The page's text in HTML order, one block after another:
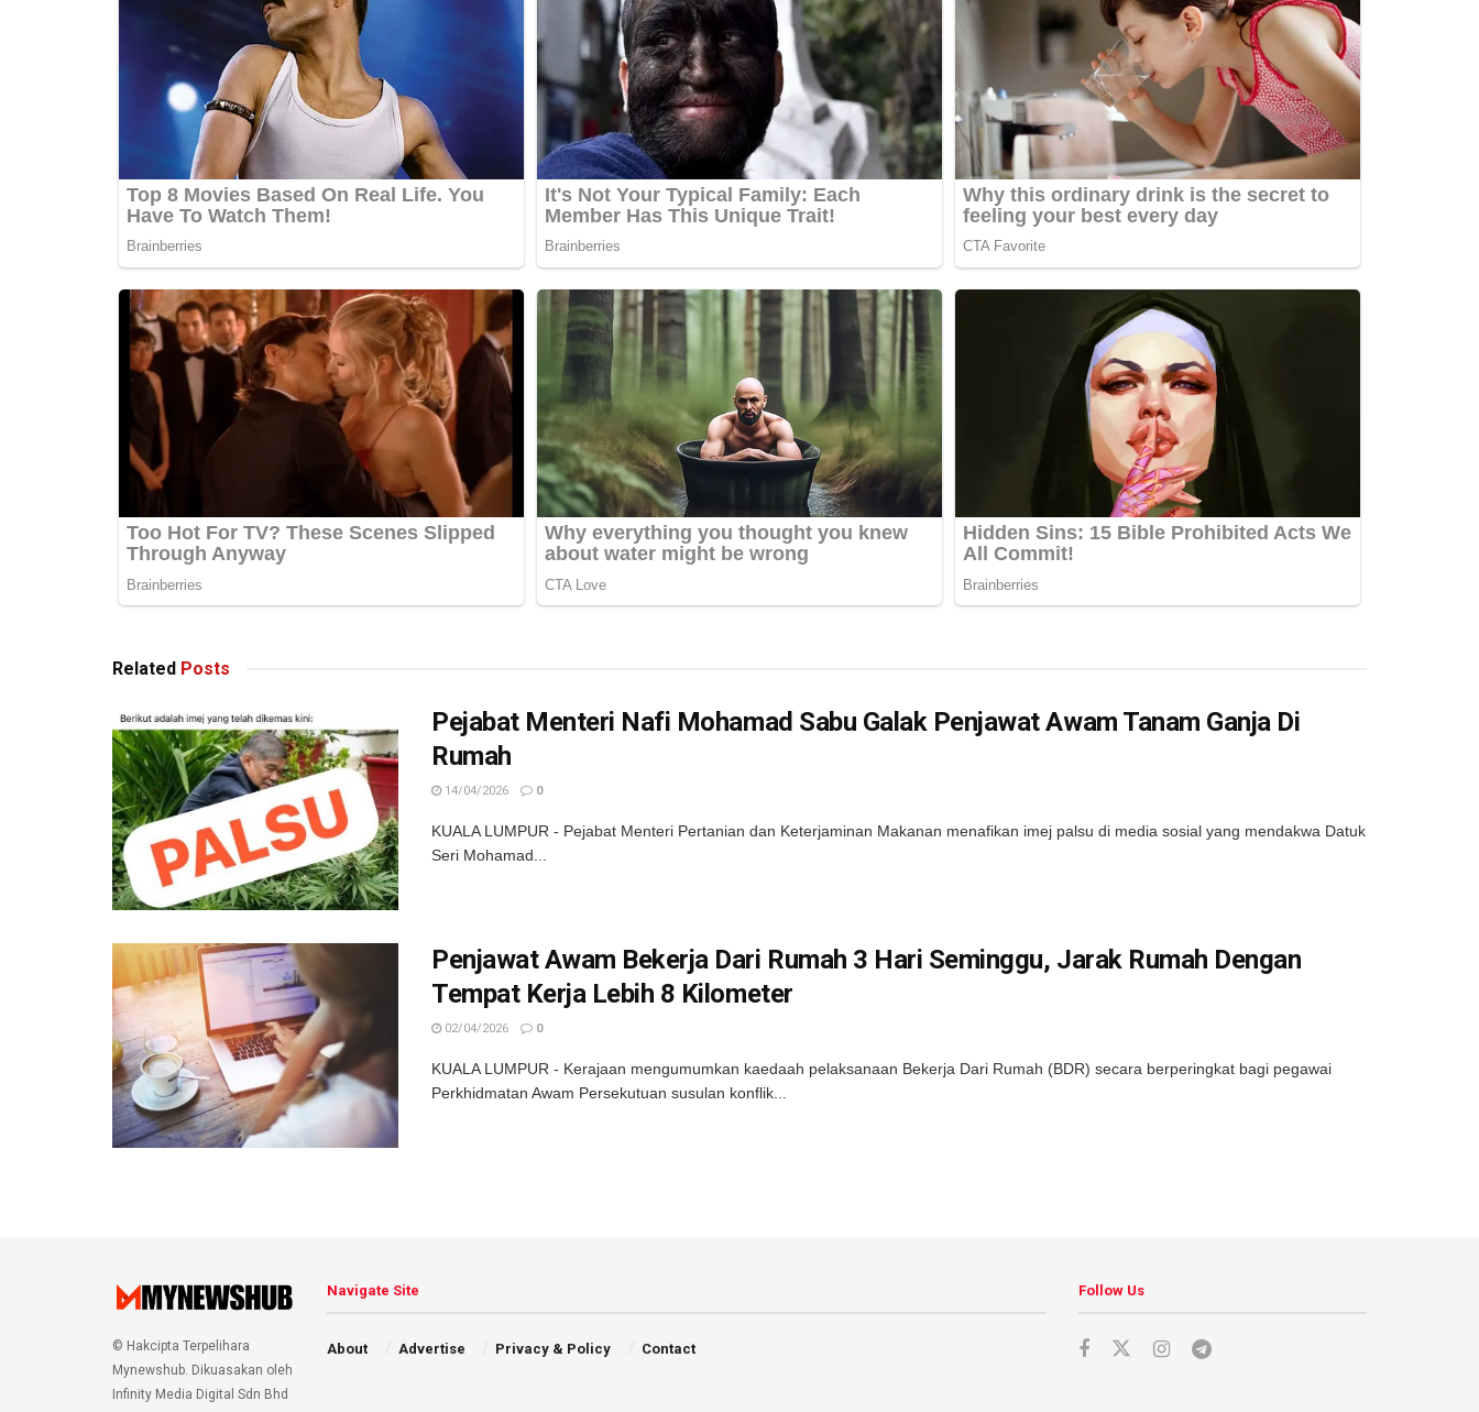
Related Posts
Pejabat Menteri Nafi Mohamad Sabu Galak Penjawat Awam Tanam Ganja Di
Rumah
14/04/2026 0
KUALA LUMPUR - Pejabat Menteri Pertanian dan Keterjaminan Makanan menafikan imej palsu di media sosial yang mendakwa Datuk
Seri Mohamad...
Penjawat Awam Bekerja Dari Rumah 3 Hari Seminggu, Jarak Rumah Dengan
Tempat Kerja Lebih 8 Kilometer
02/04/2026 0
KUALA LUMPUR - Kerajaan mengumumkan kaedaah pelaksanaan Bekerja Dari Rumah (BDR) secara berperingkat bagi pegawai
Perkhidmatan Awam Persekutuan susulan konflik...
© Hakcipta Terpelihara
Mynewshub. Dikuasakan oleh
Infinity Media Digital Sdn Bhd
Navigate Site
About Advertise Privacy & Policy Contact
Follow Us